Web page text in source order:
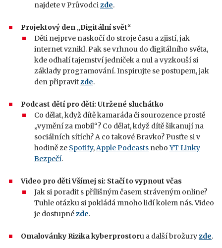
najdete v Průvodcizde.
Projektový den „Digitální svět“
Děti nejprve naskočí do stroje času a zjistí, jak
internet vznikl. Pak se vrhnou do digitálního světa,
kde odhalí tajemství jedniček a nul a vyzkouší si
základy programování. Inspirujte se postupem, jak
den připravitzde.
Podcast dětí pro děti: Utržené sluchátko
Co dělat, když dítě kamaráda či sourozence prostě
„vymění za mobil“? Co dělat, když dítě šikanují na
sociálních sítích? A co takové Bravko? Pusťte si v
hodině ze Spotify,Apple Podcasts nebo YT Linky
Bezpečí.
Video pro děti Všímej si: Stačí to vypnout včas
Jak si poradit s přílišným časem stráveným online?
Tuhle otázku si pokládá mnoho lidí kolem nás. Video
je dostupnézde.
Omalovánky Rizika kyberprostoru a další brožuryzde.